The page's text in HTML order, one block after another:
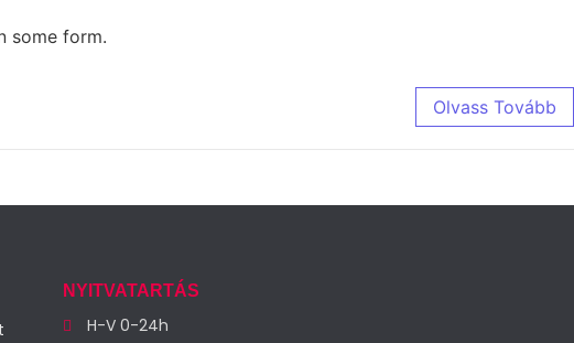
some form.
Olvass Tovább
NYITVATARTÁS
H-V 0-24h